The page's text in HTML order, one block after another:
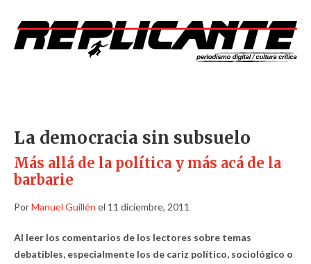
La democracia sin subsuelo
Más allá de la política y más acá de la
barbarie
PorManuel Guillén el 11 diciembre, 2011
Al leer los comentarios de los lectores sobre temas
debatibles, especialmente los de cariz político, sociológico o